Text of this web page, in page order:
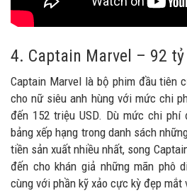
4. Captain Marvel – 92 tỷ
Captain Marvel là bộ phim đầu tiên
cho nữ siêu anh hùng với mức chi
đến 152 triệu USD. Dù mức chi
bảng xếp hạng trong danh sách
tiền sản xuất nhiều nhất, song
đến cho khán giả những mãn phô
cùng với phần kỹ xảo cực kỳ đẹp mắt